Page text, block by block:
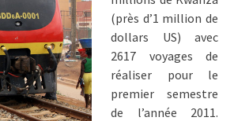
(près d’1 million de
dollars US) avec
2617 voyages de
réaliser pour le
premier semestre
de l’année 2011.